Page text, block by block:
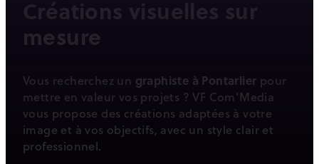
mesure
Vous recherchez un graphiste à Pontarlier pour
mettre en valeur vos projets ? VF Com’Media
vous propose des créations adaptées à votre
image et à vos objectifs, avec un style clair et
professionnel.